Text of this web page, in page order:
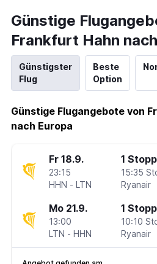
Günstige
Frankfurt Hahn
Günstigster
Flug
Beste
Option
Günstige Flugangebote von
nach Europa
Fr 18.9.
23:15
HHN - LTN
1 Stopp
15:35
Ryanair
Mo 21.9.
13:00
LTN - HHN
1 Stopp
10:10
Ryanair